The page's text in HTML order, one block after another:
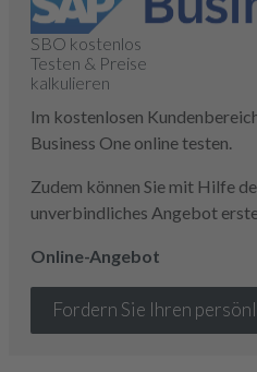
SBO kostenlos
Testen & Preise
kalkulieren
Im kostenlosen
Business One online testen.
Zudem können Sie mit Hilfe
unverbindliches Angebot
Online-Angebot
Fordern Sie Ihren